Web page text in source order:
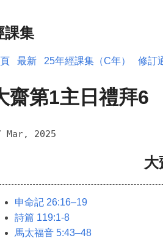
課集
最新 25年經課集（C年） 修訂
齋第1主日禮拜6
Mar, 2025
大
申命記 26:16–19
詩篇 119:1-8
馬太福音 5:43–48